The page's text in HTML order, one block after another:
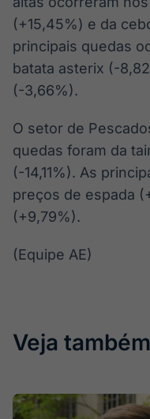
(+15,45%) e da
principais quedas
batata asterix (-
(-3,66%).
O setor de
quedas foram da
(-14,11%). As
preços de espada
(+9,79%).
(Equipe AE)
Veja também